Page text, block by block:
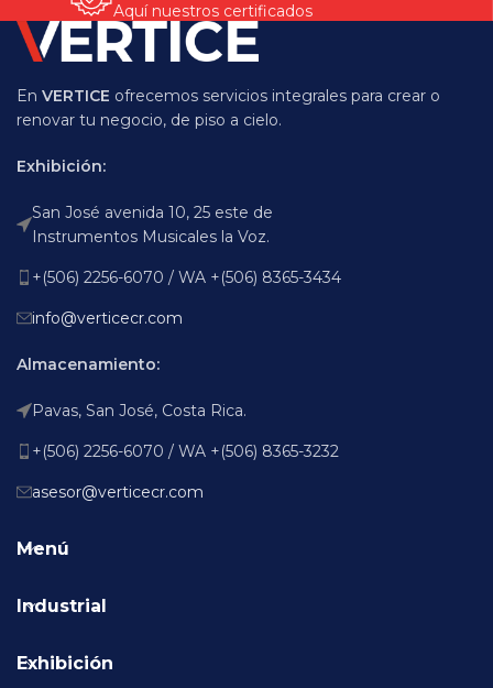
Aquí nuestros certificados
En VERTICE ofrecemos servicios integrales para crear o
renovar tu negocio, de piso a cielo.
Exhibición:
San José avenida 10, 25 este de
Instrumentos Musicales la Voz.
+(506) 2256-6070 / WA +(506) 8365-3434
info@verticecr.com
Almacenamiento:
Pavas, San José, Costa Rica.
+(506) 2256-6070 / WA +(506) 8365-3232
asesor@verticecr.com
Menú
Industrial
Exhibición